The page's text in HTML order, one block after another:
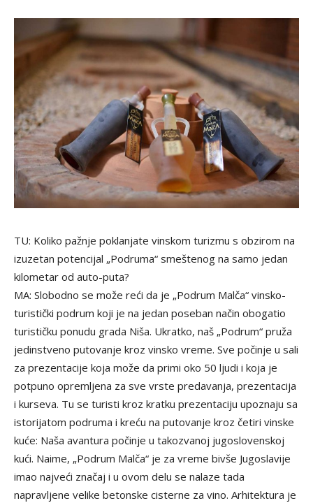
TU: Koliko pažnje poklanjate vinskom turizmu s obzirom na
izuzetan potencijal „Podruma“ smeštenog na samo jedan
kilometar od auto-puta?
MA: Slobodno se može reći da je „Podrum Malča“ vinsko-
turistički podrum koji je na jedan poseban način obogatio
turističku ponudu grada Niša. Ukratko, naš „Podrum“ pruža
jedinstveno putovanje kroz vinsko vreme. Sve počinje u sali
za prezentacije koja može da primi oko 50 ljudi i koja je
potpuno opremljena za sve vrste predavanja, prezentacija
i kurseva. Tu se turisti kroz kratku prezentaciju upoznaju sa
istorijatom podruma i kreću na putovanje kroz četiri vinske
kuće: Naša avantura počinje u takozvanoj jugoslovenskoj
kući. Naime, „Podrum Malča“ je za vreme bivše Jugoslavije
imao najveći značaj i u ovom delu se nalaze tada
napravljene velike betonske cisterne za vino. Arhitektura je